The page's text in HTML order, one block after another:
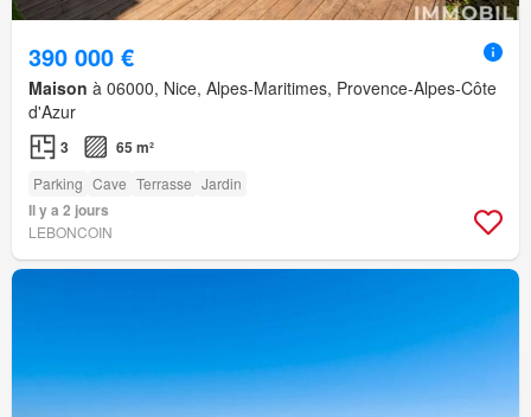
390 000 €
Maison à 06000, Nice, Alpes-Maritimes, Provence-Alpes-Côte
d'Azur
3 65 m²
Parking Cave Terrasse Jardin
Il y a 2 jours
LEBONCOIN